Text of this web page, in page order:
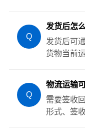
Q
发货后怎
发货后可
货物当前
Q
物流运输
需要签收
形式、签